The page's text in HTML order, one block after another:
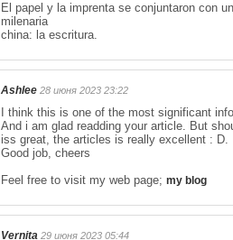
El papel y la imprenta se conjuntaron con
milenaria
china: la escritura.
Ashlee 28 июня 2023 23:22
I think this is one of the most significant
And i am glad readding your article. But
iss great, the articles is really excellent : D.
Good job, cheers
Feel free to visit my web page; my blog
Vernita 29 июня 2023 05:44